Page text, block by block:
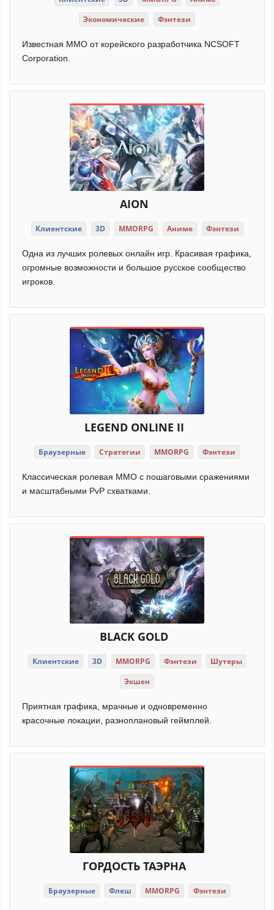
Экономические
Фэнтези
Известная ММО от корейского разработчика NCSOFT
Corporation.
AION
Клиентские 3D MMORPG Аниме Фэнтези
Одна из лучших ролевых онлайн игр. Красивая графика,
огромные возможности и большое русское сообщество
игроков.
LEGEND ONLINE II
Браузерные Стратегии MMORPG Фэнтези
Классическая ролевая ММО с пошаговыми сражениями
и масштабными PvP схватками.
BLACK GOLD
Клиентские 3D MMORPG Фэнтези
Шутеры
Экшен
Приятная графика, мрачные и одновременно
красочные локации, разноплановый геймплей.
ГОРДОСТЬ ТАЭРНА
Браузерные Флеш MMORPG Фэнтези